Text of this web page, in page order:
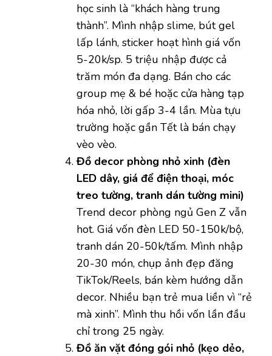
học sinh là “khách hàng trung
thành”. Mình nhập slime, bút gel
lấp lánh, sticker hoạt hình giá vốn
5-20k/sp. 5 triệu nhập được cả
trăm món đa dạng. Bán cho các
group mẹ & bé hoặc cửa hàng tạp
hóa nhỏ, lời gấp 3-4 lần. Mùa tựu
trường hoặc gần Tết là bán chạy
vèo vèo.
Đồ decor phòng nhỏ xinh (đèn
LED dây, giá để điện thoại, móc
treo tường, tranh dán tường mini)
Trend decor phòng ngủ Gen Z vẫn
hot. Giá vốn đèn LED 50-150k/bộ,
tranh dán 20-50k/tấm. Mình nhập
20-30 món, chụp ảnh đẹp đăng
TikTok/Reels, bán kèm hướng dẫn
decor. Nhiều bạn trẻ mua liền vì “rẻ
mà xinh”. Mình thu hồi vốn lần đầu
chỉ trong 25 ngày.
Đồ ăn vặt đóng gói nhỏ (kẹo dẻo,